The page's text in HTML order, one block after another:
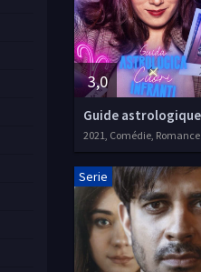
3,0
2021, Comédie, Romance
Serie